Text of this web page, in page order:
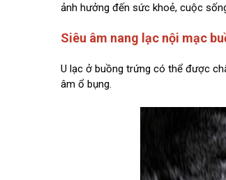
ảnh hưởng đến sức khoẻ, cuộc
Siêu âm nang lạc nội mạc
U lạc ở buồng trứng có thể được
âm ổ bụng.